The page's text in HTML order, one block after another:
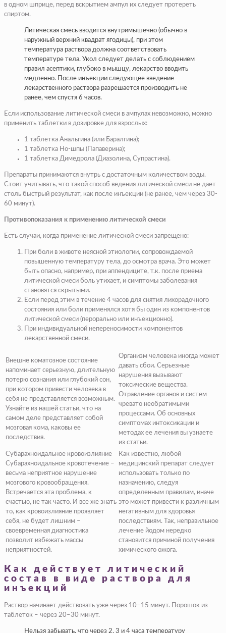
в одном шприце, перед вскрытием ампул их следует протереть
спиртом.
Литическая смесь вводится внутримышечно (обычно в
наружный верхний квадрат ягодицы), при этом
температура раствора должна соответствовать
температуре тела. Укол следует делать с соблюдением
правил асептики, глубоко в мышцу, лекарство вводить
медленно. После инъекции следующее введение
лекарственного раствора разрешается производить не
ранее, чем спустя 6 часов.
Если использование литической смеси в ампулах невозможно, можно
применить таблетки в дозировке для взрослых:
1 таблетка Анальгина (или Баралгина);
1 таблетка Но-шпы (Папаверина);
1 таблетка Димедрола (Диазолина, Супрастина).
Препараты принимаются внутрь с достаточным количеством воды.
Стоит учитывать, что такой способ ведения литической смеси не дает
столь быстрый результат, как после инъекции (не ранее, чем через 30-
60 минут).
Противопоказания к применению литической смеси
Есть случаи, когда применение литической смеси запрещено:
При боли в животе неясной этиологии, сопровождаемой
повышенную температуру тела, до осмотра врача. Это может
быть опасно, например, при аппендиците, т.к. после приема
литической смеси боль утихает, и симптомы заболевания
становятся скрытыми.
Если перед этим в течение 4 часов для снятия лихорадочного
состояния или боли применялся хотя бы один из компонентов
литической смеси (перорально или инъекционно).
При индивидуальной непереносимости компонентов
лекарственной смеси.
Внешне коматозное состояние
напоминает серьезную, длительную
потерю сознания или глубокий сон,
при котором привести человека в
себя не представляется возможным.
Узнайте из нашей статьи, что на
самом деле представляет собой
мозговая кома, каковы ее
последствия.
Организм человека иногда может
давать сбои. Серьезные
нарушения вызывают
токсические вещества.
Отравление органов и систем
чревато необратимыми
процессами. Об основных
симптомах интоксикации и
методах ее лечения вы узнаете
из статьи.
Субарахноидальное кровоизлияние
Субарахноидальное кровотечение –
весьма неприятное нарушение
мозгового кровообращения.
Встречается эта проблема, к
счастью, не так часто. И все же знать
то, как кровоизлияние проявляет
себя, не будет лишним –
своевременная диагностика
позволит избежать массы
неприятностей.
Как известно, любой
медицинский препарат следует
использовать только по
назначению, следуя
определенным правилам, иначе
это может привести к различным
негативным для здоровья
последствиям. Так, неправильное
лечение йодом нередко
становится причиной получения
химического ожога.
Как действует литический
состав в виде раствора для
инъекций
Раствор начинает действовать уже через 10–15 минут. Порошок из
таблеток – через 20–30 минут.
Нельзя забывать, что через 2, 3 и 4 часа температуру